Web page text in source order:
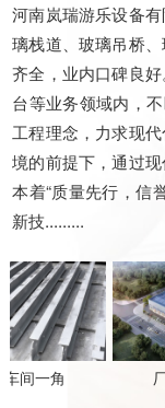
河南岚瑞游乐设备
璃栈道、玻璃吊桥
齐全，业内口碑良
台等业务领域内，
工程理念，力求现
境的前提下，通过
本着“质量先行，信
新技.........
一角 厂